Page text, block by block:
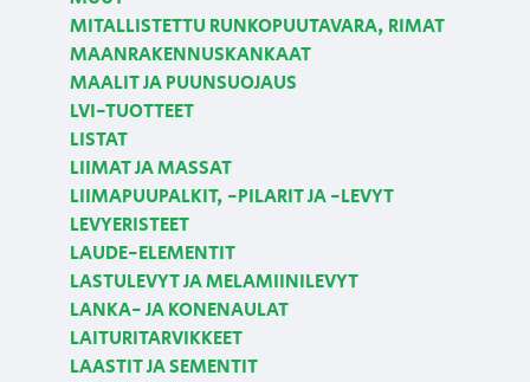
MITALLISTETTU RUNKOPUUTAVARA, RIMAT
MAANRAKENNUSKANKAAT
MAALIT JA PUUNSUOJAUS
LVI-TUOTTEET
LISTAT
LIIMAT JA MASSAT
LIIMAPUUPALKIT, -PILARIT JA -LEVYT
LEVYERISTEET
LAUDE-ELEMENTIT
LASTULEVYT JA MELAMIINILEVYT
LANKA- JA KONENAULAT
LAITURITARVIKKEET
LAASTIT JA SEMENTIT